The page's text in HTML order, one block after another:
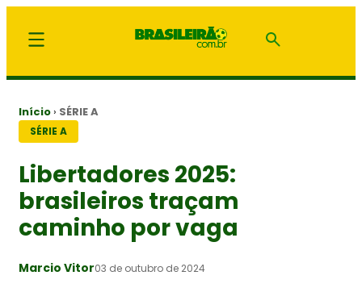
Início › SÉRIE A
SÉRIE A
Libertadores 2025:
brasileiros traçam
caminho por vaga
Marcio Vitor03 de outubro de 2024